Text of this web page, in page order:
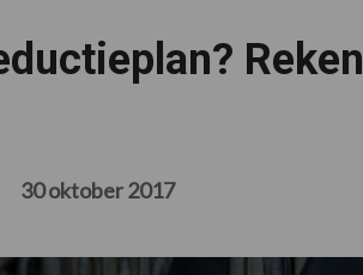
Reken
30 oktober 2017